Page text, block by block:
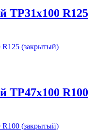
TP31x100 R125
TP47x100 R100